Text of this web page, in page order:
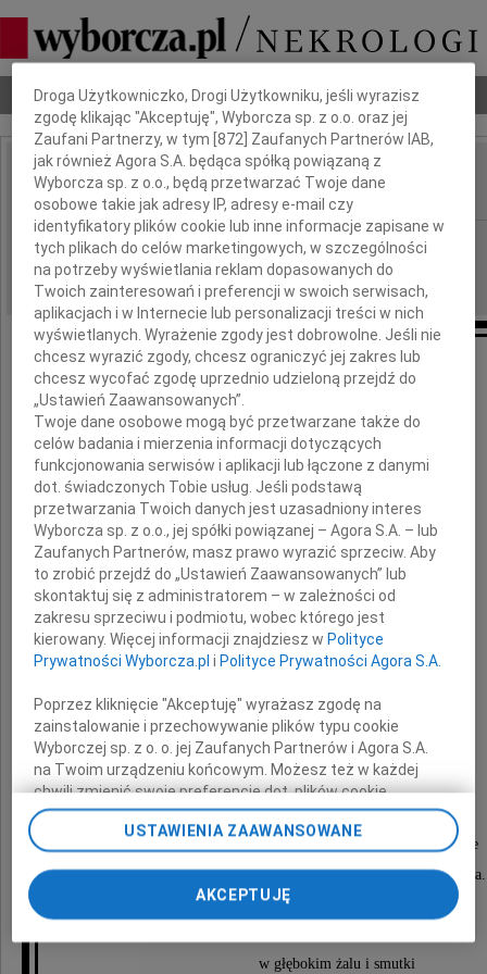
Nekrologi Odeszli Poradnik pogrzebowy
IMIĘ I NAZWISKO: Benjamin Bart
REGION: Gdańsk
DATA EMISJI: 08.12.2014
29 listopada 2014 roku o godzinie 22.10
odeszła od nas na wieczny Odpoczynek
Benjamina Barta
Opatrzona Świętymi Sakramentami.
Spoczęła na Cmentarzu Garnizonowym
w Gdańsku.
Wszystkim uczestniczącą w ostatniej posłudze
składam serdeczne Bóg Zapłać i podziękowania.
w głębokim żalu i smutki
Dbamy o Twoją prywatność
Droga Użytkowniczko, Drogi Użytkowniku, jeśli wyrazisz
zgodę klikając "Akceptuję", Wyborcza sp. z o.o. oraz jej
Zaufani Partnerzy, w tym [872] Zaufanych Partnerów IAB,
jak również Agora S.A. będąca spółką powiązaną z
Wyborcza sp. z o.o., będą przetwarzać Twoje dane
osobowe takie jak adresy IP, adresy e-mail czy
identyfikatory plików cookie lub inne informacje zapisane w
tych plikach do celów marketingowych, w szczególności
na potrzeby wyświetlania reklam dopasowanych do
Twoich zainteresowań i preferencji w swoich serwisach,
aplikacjach i w Internecie lub personalizacji treści w nich
wyświetlanych. Wyrażenie zgody jest dobrowolne. Jeśli nie
chcesz wyrazić zgody, chcesz ograniczyć jej zakres lub
chcesz wycofać zgodę uprzednio udzieloną przejdź do
„Ustawień Zaawansowanych”.
Twoje dane osobowe mogą być przetwarzane także do
celów badania i mierzenia informacji dotyczących
funkcjonowania serwisów i aplikacji lub łączone z danymi
dot. świadczonych Tobie usług. Jeśli podstawą
przetwarzania Twoich danych jest uzasadniony interes
Wyborcza sp. z o.o., jej spółki powiązanej – Agora S.A. – lub
Zaufanych Partnerów, masz prawo wyrazić sprzeciw. Aby
to zrobić przejdź do „Ustawień Zaawansowanych” lub
skontaktuj się z administratorem – w zależności od
zakresu sprzeciwu i podmiotu, wobec którego jest
kierowany. Więcej informacji znajdziesz wPolityce
Prywatności Wyborcza.pl iPolityce Prywatności Agora S.A.
Poprzez kliknięcie "Akceptuję" wyrażasz zgodę na
zainstalowanie i przechowywanie plików typu cookie
Wyborczej sp. z o. o. jej Zaufanych Partnerów i Agora S.A.
na Twoim urządzeniu końcowym. Możesz też w każdej
chwili zmienić swoje preferencje dot. plików cookie,
ponownie wywołując narzędzie do zarządzania Twoimi
preferencjami dot. przetwarzania danych poprzez
odnośnik „Ustawienia prywatności” w stopce serwisu i
przechodząc do sekcji „Ustawienia zaawansowane”.
Zmiana ustawień plików cookie możliwa jest także za
pomocą ustawień przeglądarki.
My, nasi Zaufani Partnerzy i Agora S.A. możemy
USTAWIENIA ZAAWANSOWANE
AKCEPTUJĘ